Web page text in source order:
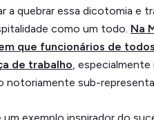
a quebrar essa dicotomia e
como um todo. Na
que funcionários de
de trabalho,
notoriamente sub-